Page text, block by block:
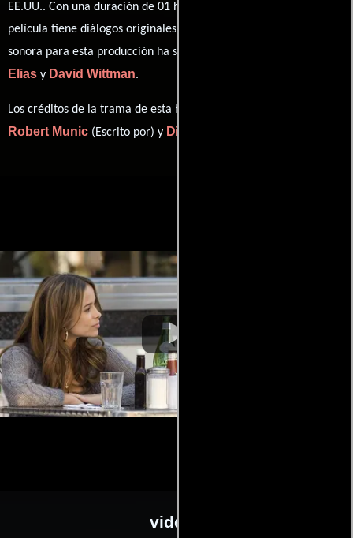
EE.UU.. Con una duración de 01 hr 45 min (105 minutos), esta
película tiene diálogos originales en
sonora para esta producción ha sido compuesta por
Elias y David Wittman.
Los créditos de la trama de esta historia están divididos entre
Robert Munic (Escrito por) y Dito Montiel
videos